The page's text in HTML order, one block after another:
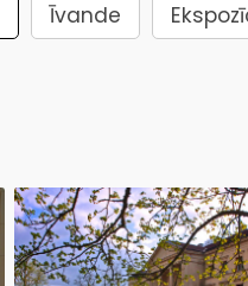
Īvande